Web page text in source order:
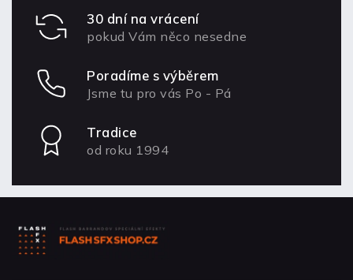
30 dní na vrácení
pokud Vám něco nesedne
Poradíme s výběrem
Jsme tu pro vás Po - Pá
Tradice
od roku 1994